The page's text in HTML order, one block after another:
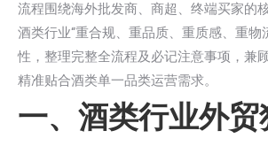
流程围绕海外批发商、商超、终端买家的
酒类行业“重合规、重品质、重质感、重物
性，整理完整全流程及必记注意事项，兼
精准贴合酒类单一品类运营需求。
一、酒类行业外